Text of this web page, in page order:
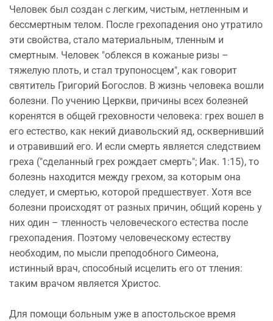
Человек был создан с легким, чистым, нетленным и
бессмертным телом. После грехопадения оно утратило
эти свойства, стало материальным, тленным и
смертным. Человек "облекся в кожаные ризы –
тяжелую плоть, и стал трупоносцем", как говорит
святитель Григорий Богослов. В жизнь человека вошли
болезни. По учению Церкви, причины всех болезней
коренятся в общей греховности человека: грех вошел в
его естество, как некий диавольский яд, осквернивший
и отравивший его. И если смерть является следствием
греха ("сделанный грех рождает смерть"; Иак. 1:15), то
болезнь находится между грехом, за которым она
следует, и смертью, которой предшествует. Хотя все
болезни происходят от разных причин, общий корень у
них один – тленность человеческого естества после
грехопадения. Поэтому человеческому естеству
необходим, по мысли преподобного Симеона,
истинный врач, способный исцелить его от тления:
таким врачом является Христос.
Для помощи больным уже в апостольское время